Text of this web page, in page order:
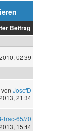
Beitrag
02:39
von JosefD
21:34
Trac-65/70
15:44